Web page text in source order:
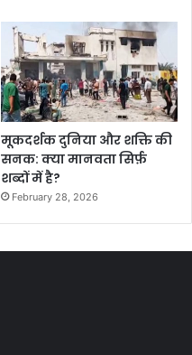
मूकदर्शक दुनिया और शक्ति की
सनक: क्या मानवता सिर्फ़
शब्दों में है?
February 28, 2026